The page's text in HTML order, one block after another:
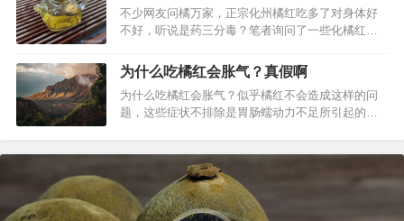
才放心
不少网友问橘万家，正宗化州橘红吃多了对身体好
不好，听说是药三分毒？笔者询问了一些化橘红人
红，有时候用一片化州橘红加一些茶一起泡，时间
很长，往往超过好多年，但是身体却没有什么影
响。所以，对于健康的人士来说，应该对身体没有
问题。笔者考察了网上百科，看起来如果自身…
为什么吃橘红会胀气？真假啊
为什么吃橘红会胀气？似乎橘红不会造成这样的问
题，这些症状不排除是胃肠蠕动力不足所引起的肠